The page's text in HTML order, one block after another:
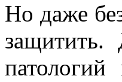
Но даже
защитить.